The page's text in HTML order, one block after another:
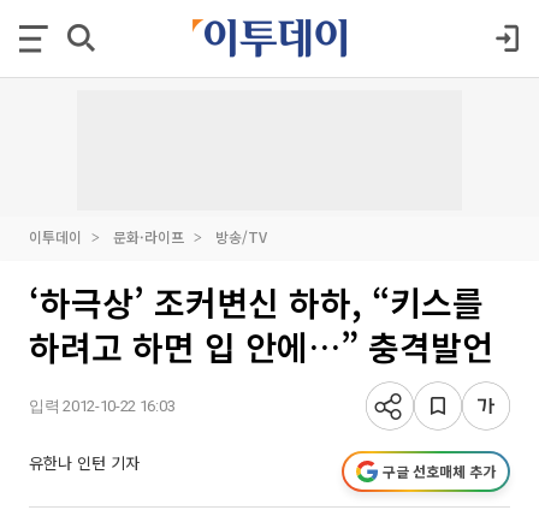
이투데이 문화·라이프 방송/TV
‘하극상’ 조커변신 하하, “키스를
하려고 하면 입 안에…” 충격발언
입력 2012-10-22 16:03
유한나 인턴 기자 구글 선호매체 추가